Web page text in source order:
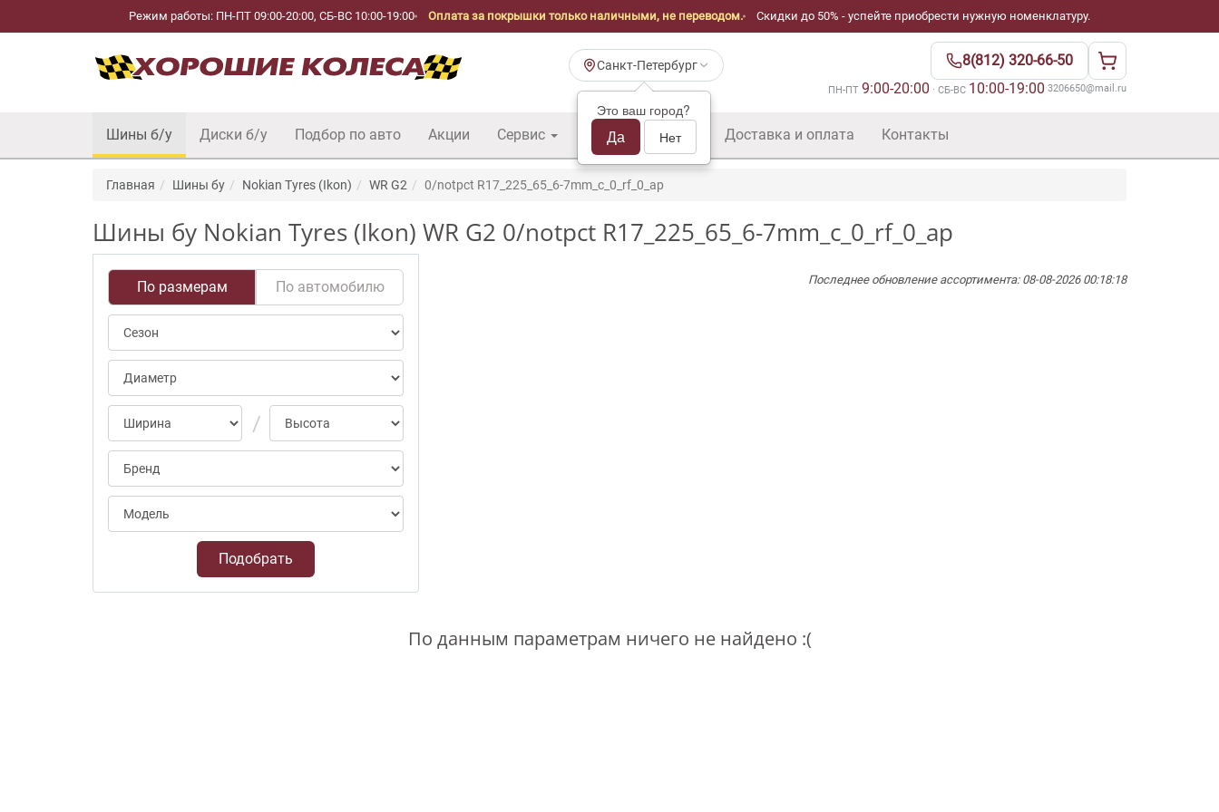
Режим работы: ПН-ПТ 09:00-20:00, СБ-ВС 10:00-19:00 Оплата за покрышки только наличными, не переводом. Скидки до 50% - успейте приобрести нужную номенклатуру.
Санкт-Петербург
Это ваш город?
Да Нет
8(812) 320-66-50
ПН-ПТ 9:00-20:00 · СБ-ВС 10:00-19:00·3206650@mail.ru
Шины б/у Диски б/у Подбор по авто Акции Сервис Шины б/у оптом Доставка и оплата Контакты
Главная Шины бу Nokian Tyres (Ikon) WR G2 0/notpct R17_225_65_6-7mm_c_0_rf_0_ap
Шины бу Nokian Tyres (Ikon) WR G2 0/notpct R17_225_65_6-7mm_c_0_rf_0_ap
По размерам По автомобилю
Подобрать
Последнее обновление ассортимента: 08-08-2026 00:18:18
По данным параметрам ничего не найдено :(